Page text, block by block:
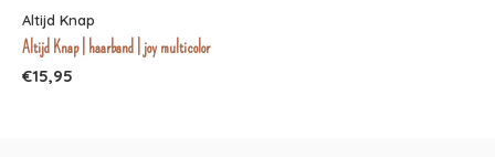
Altijd Knap
Altijd Knap | haarband | joy multicolor
€15,95